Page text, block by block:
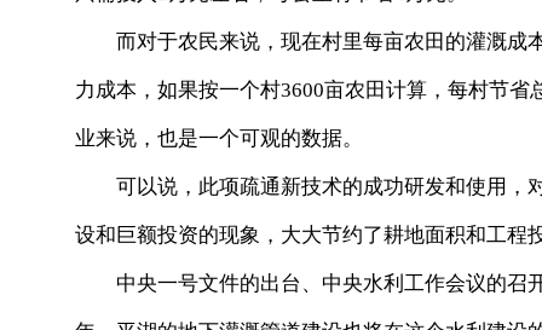
而对于农民来说，现在村里每亩农田的灌溉成
力成本，如果按一个村3600亩农田计算，每村节
业来说，也是一个可观的数据。
可以说，此项疏通新技术的成功研发和使用，
设和巨额投资的现象，大大节约了耕地面积和工程
中央一号文件的出台、中央水利工作会议的召